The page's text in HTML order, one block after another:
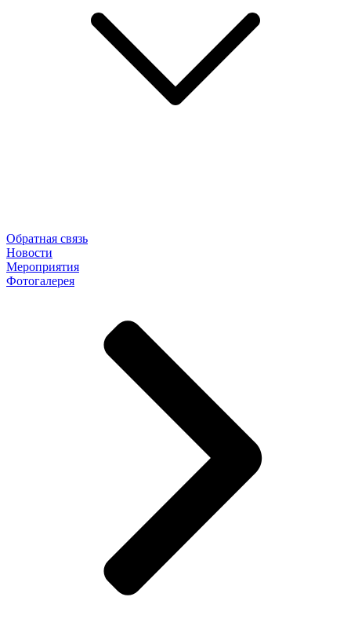
Обратная связь
Новости
Мероприятия
Фотогалерея